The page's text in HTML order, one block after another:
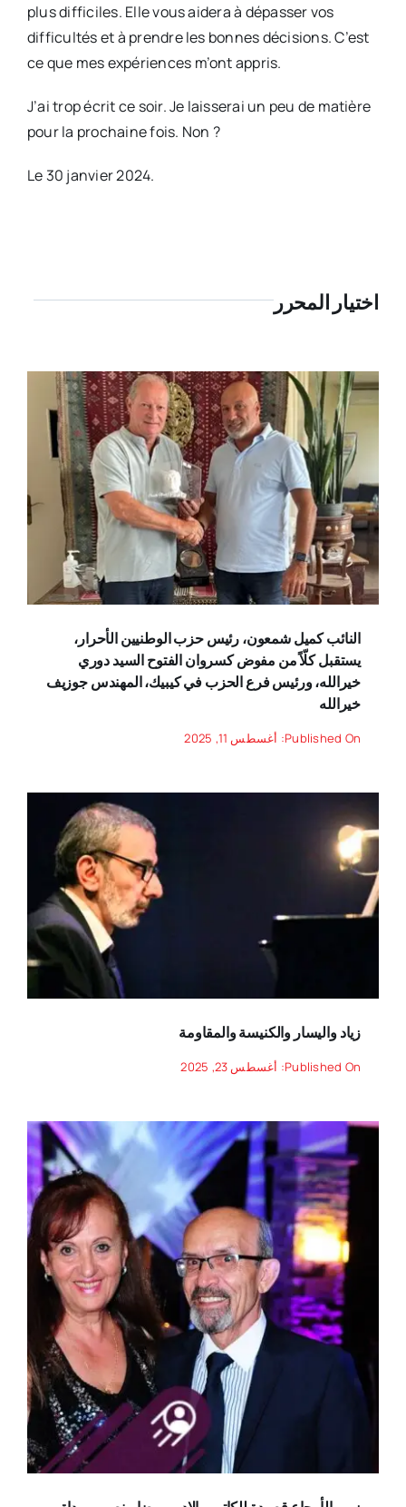
plus difficiles. Elle vous aidera à dépasser vos
difficultés et à prendre les bonnes décisions. C’est
ce que mes expériences m’ont appris.
J’ai trop écrit ce soir. Je laisserai un peu de matière
pour la prochaine fois. Non ?
Le 30 janvier 2024.
اختيار المحرر
النائب كميل شمعون، رئيس حزب الوطنيين الأحرار،
يستقبل كلّاً من مفوض كسروان الفتوح السيد دوري
خيرالله، ورئيس فرع الحزب في كيبيك، المهندس جوزيف
خيرالله
Published On: أغسطس 11, 2025
زياد واليسار والكنيسة والمقاومة
Published On: أغسطس 23, 2025